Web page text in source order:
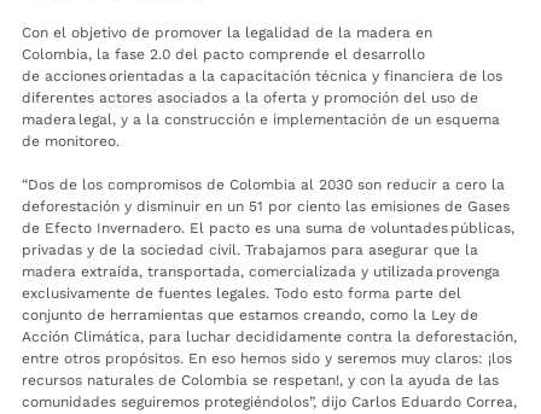
Con el objetivo de promover la legalidad de la madera en
Colombia, la fase 2.0 del pacto comprende el desarrollo
de acciones orientadas a la capacitación técnica y financiera de los
diferentes actores asociados a la oferta y promoción del uso de
madera legal, y a la construcción e implementación de un esquema
de monitoreo.
“Dos de los compromisos de Colombia al 2030 son reducir a cero la
deforestación y disminuir en un 51 por ciento las emisiones de Gases
de Efecto Invernadero. El pacto es una suma de voluntades públicas,
privadas y de la sociedad civil. Trabajamos para asegurar que la
madera extraída, transportada, comercializada y utilizada provenga
exclusivamente de fuentes legales. Todo esto forma parte del
conjunto de herramientas que estamos creando, como la Ley de
Acción Climática, para luchar decididamente contra la deforestación,
entre otros propósitos. En eso hemos sido y seremos muy claros: ¡los
recursos naturales de Colombia se respetan!, y con la ayuda de las
comunidades seguiremos protegiéndolos”, dijo Carlos Eduardo Correa,